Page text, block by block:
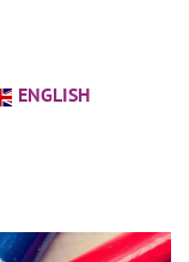
ENGLISH